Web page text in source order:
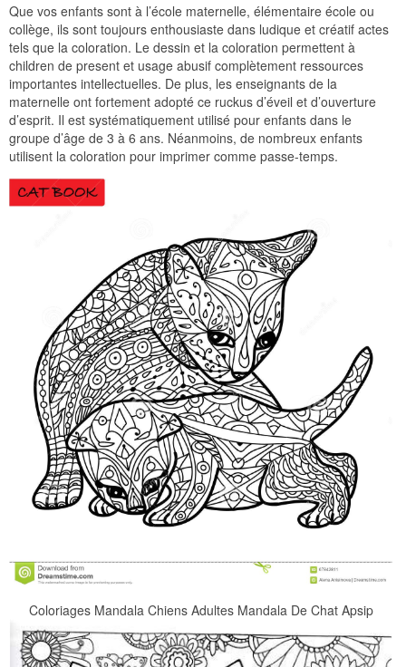
Que vos enfants sont à l’école maternelle, élémentaire école ou
collège, ils sont toujours enthousiaste dans ludique et créatif actes
tels que la coloration. Le dessin et la coloration permettent à
children de present et usage abusif complètement ressources
importantes intellectuelles. De plus, les enseignants de la
maternelle ont fortement adopté ce ruckus d’éveil et d’ouverture
d’esprit. Il est systématiquement utilisé pour enfants dans le
groupe d’âge de 3 à 6 ans. Néanmoins, de nombreux enfants
utilisent la coloration pour imprimer comme passe-temps.
Coloriages Mandala Chiens Adultes Mandala De Chat Apsip